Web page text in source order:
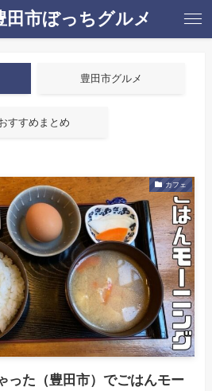
田市ぼっちグルメ
豊田市グルメ
すすめまとめ
カフェ
った（豊田市）でごはんモー